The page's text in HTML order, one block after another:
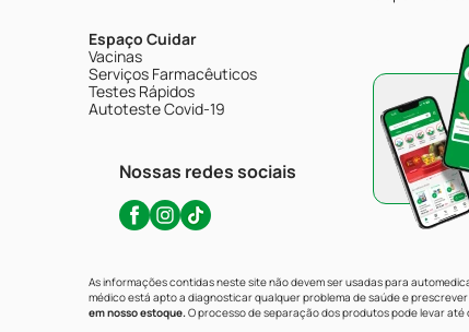
Espaço Cuidar
Vacinas
Serviços Farmacêuticos
Testes Rápidos
Autoteste Covid-19
Nossas redes sociais
As informações contidas neste site não devem ser usadas para
médico está apto a diagnosticar qualquer problema de saúde e
em nosso estoque.O processo de separação dos produtos pode levar